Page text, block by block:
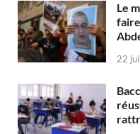
Le
22